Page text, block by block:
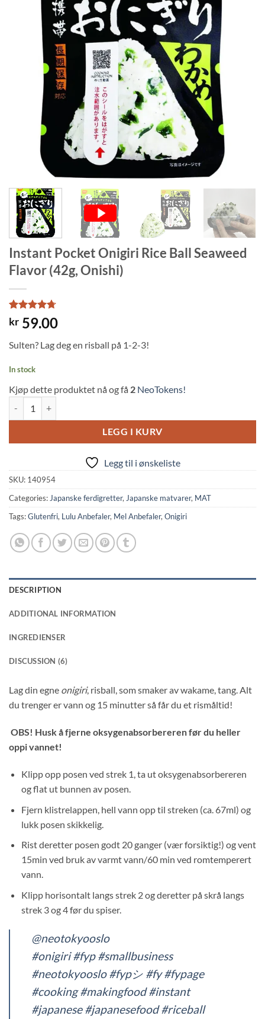
Instant Pocket Onigiri Rice Ball Seaweed
Flavor (42g, Onishi)
Rated4.67
out of 5
6
customer
kr 59.00
Sulten? Lag deg en risball på 1-2-3!
In stock
Kjøp dette produktet nå og få 2 NeoTokens!
LEGG I KURV
Legg til i ønskeliste
SKU: 140954
Categories:Japanske ferdigretter,Japanske matvarer, MAT
Tags:Glutenfri, Lulu Anbefaler, Mel Anbefaler,Onigiri
DESCRIPTION
ADDITIONAL INFORMATION
INGREDIENSER
DISCUSSION (6)
Lag din egne onigiri, risball, som smaker av wakame, tang. Alt
du trenger er vann og 15 minutter så får du et rismåltid!
OBS! Husk å fjerne oksygenabsorbereren før du heller
oppi vannet!
Klipp opp posen ved strek 1, ta ut oksygenabsorbereren
og flat ut bunnen av posen.
Fjern klistrelappen, hell vann opp til streken (ca. 67ml) og
lukk posen skikkelig.
Rist deretter posen godt 20 ganger (vær forsiktig!) og vent
15min ved bruk av varmt vann/60 min ved romtemperert
vann.
Klipp horisontalt langs strek 2 og deretter på skrå langs
strek 3 og 4 før du spiser.
@neotokyooslo
#onigiri #fyp #smallbusiness
#neotokyooslo #fypシ #fy #fypage
#cooking #makingfood #instant
#japanese #japanesefood #riceball